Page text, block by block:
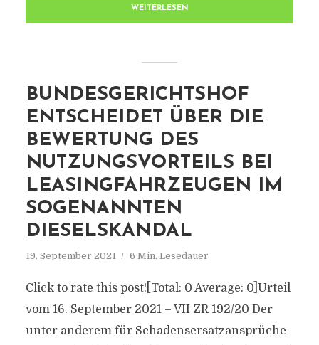
WEITERLESEN
BUNDESGERICHTSHOF
ENTSCHEIDET ÜBER DIE
BEWERTUNG DES
NUTZUNGSVORTEILS BEI
LEASINGFAHRZEUGEN IM
SOGENANNTEN
DIESELSKANDAL
19. September 2021 6 Min. Lesedauer
Click to rate this post![Total: 0 Average: 0]Urteil
vom 16. September 2021 – VII ZR 192/20 Der
unter anderem für Schadensersatzansprüche